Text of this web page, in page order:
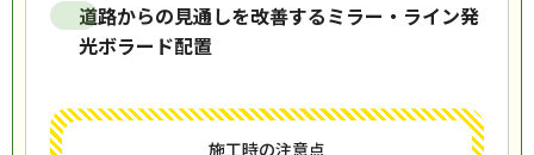
道路からの見通しを改善するミラー・ライン発
光ボラード配置
施工時の注意点